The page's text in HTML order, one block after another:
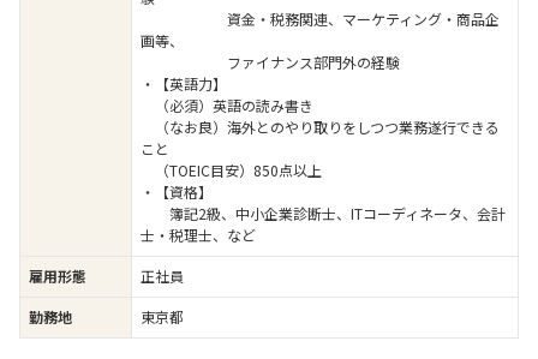
資金・税務関連、マーケティング・商品企
画等、
ファイナンス部門外の経験
・【英語力】
（必須）英語の読み書き
（なお良）海外とのやり取りをしつつ業務遂行できる
こと
（TOEIC目安）850点以上
・【資格】
簿記2級、中小企業診断士、ITコーディネータ、会計
士・税理士、など
雇用形態
正社員
勤務地
東京都